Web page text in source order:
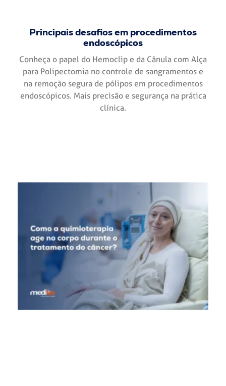
Principais desafios em procedimentos
endoscópicos
Conheça o papel do Hemoclip e da Cânula com Alça
para Polipectomia no controle de sangramentos e
na remoção segura de pólipos em procedimentos
endoscópicos. Mais precisão e segurança na prática
clínica.